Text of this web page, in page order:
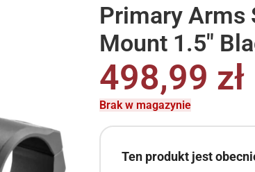
Primary Arms
Mount 1.5″
498,99 zł
Brak w magazynie
Ten produkt jest